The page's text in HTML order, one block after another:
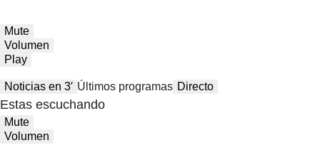
Mute
Volumen
Play
Noticias en 3′ Últimos programas Directo
Estas escuchando
Mute
Volumen